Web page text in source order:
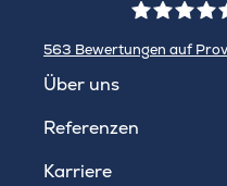
563 Bewertungen auf
Über uns
Referenzen
Karriere